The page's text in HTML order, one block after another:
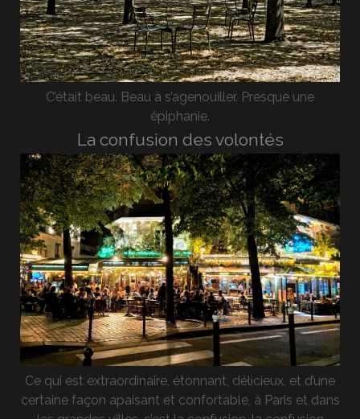
C’était beau. Beau à s’agenouiller. Presque une
épiphanie.
La confusion des volontés
Ce qui est extraordinaire, étonnant, délicieux, et d’une
certaine façon apaisant et confortable, à Paris et dans